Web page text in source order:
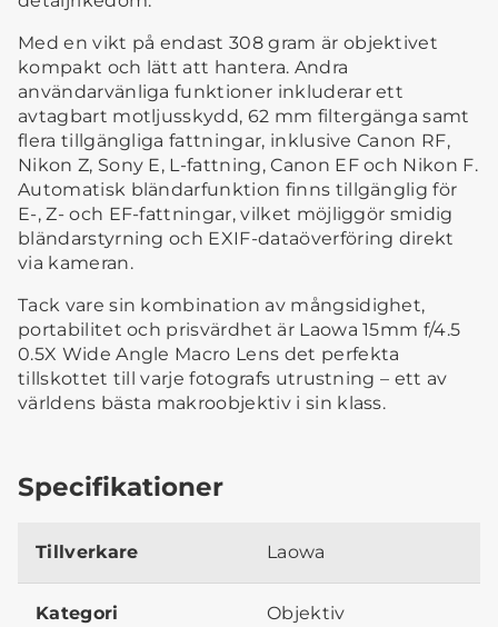
Med en vikt på endast 308 gram är objektivet
kompakt och lätt att hantera. Andra
användarvänliga funktioner inkluderar ett
avtagbart motljusskydd, 62 mm filtergänga samt
flera tillgängliga fattningar, inklusive Canon RF,
Nikon Z, Sony E, L-fattning, Canon EF och Nikon F.
Automatisk bländarfunktion finns tillgänglig för
E-, Z- och EF-fattningar, vilket möjliggör smidig
bländarstyrning och EXIF-dataöverföring direkt
via kameran.
Tack vare sin kombination av mångsidighet,
portabilitet och prisvärdhet är Laowa 15mm f/4.5
0.5X Wide Angle Macro Lens det perfekta
tillskottet till varje fotografs utrustning – ett av
världens bästa makroobjektiv i sin klass.
Specifikationer
Tillverkare Laowa
Kategori Objektiv